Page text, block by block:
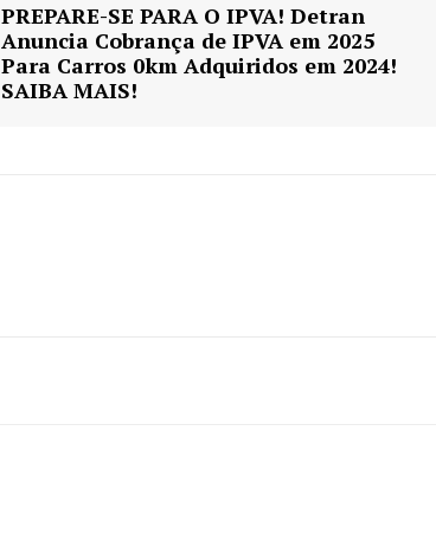
PREPARE-SE PARA O IPVA! Detran
Anuncia Cobrança de IPVA em 2025
Para Carros 0km Adquiridos em 2024!
SAIBA MAIS!